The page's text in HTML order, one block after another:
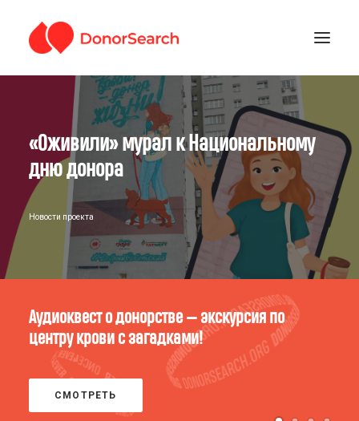
ЗАРЕГИСТРИРОВАТЬСЯ
ПОДДЕРЖАТЬ ПРОЕКТ
ГДЕ СДАТЬ КРОВЬ
«Оживили» мурал к Национальному
дню донора
Новости проекта
Аудиоквест о донорстве — экскурсия по
центру крови с загадками!
СМОТРЕТЬ